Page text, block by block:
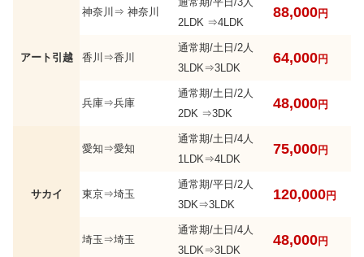
アート引越
神奈川⇒ 神奈川
2LDK ⇒4LDK
88,000円
香川⇒香川
通常期/土日/2人
3LDK⇒3LDK
64,000円
兵庫⇒兵庫
通常期/土日/2人
2DK ⇒3DK
48,000円
サカイ
愛知⇒愛知
通常期/土日/4人
1LDK⇒4LDK
75,000円
東京⇒埼玉
通常期/平日/2人
3DK⇒3LDK
120,000円
埼玉⇒埼玉
通常期/土日/4人
3LDK⇒3LDK
48,000円